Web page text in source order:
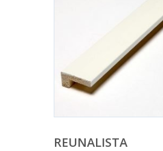
REUNALISTA